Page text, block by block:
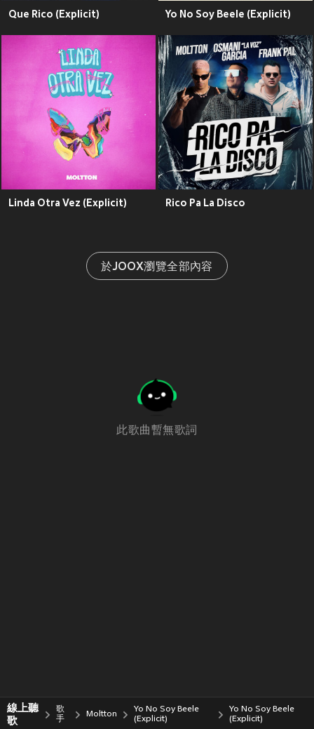
Que Rico (Explicit) Yo No Soy Beele (Explicit)
Linda Otra Vez (Explicit) Rico Pa La Disco
於JOOX瀏覽全部內容
此歌曲暫無歌詞
線上聽
歌
歌
手
Moltton
Yo No Soy Beele
(Explicit)
Yo No Soy Beele
(Explicit)